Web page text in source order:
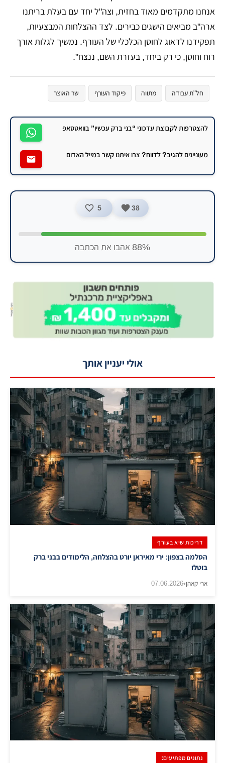
אנחנו מתקדמים מאוד בחזית, וצה"ל יחד עם בעלת בריתנו
ארה"ב מביאים הישגים כבירים. לצד ההצלחות המבצעיות,
תפקידנו לדאוג לחוסן הכלכלי של העורף. נמשיך לגלות אורך
רוח וחוסן, כי רק ביחד, בעזרת השם, ננצח".
חל"ת עבודה מתווה פיקוד העורף שר האוצר
להצטרפות לקבוצת עדכוני “בני ברק עכשיו” בוואטסאפ
מעוניינים להגיב? לדווח? צרו איתנו קשר במייל האדום
38
5
88% אהבו את הכתבה
אולי יעניין אותך
דריכות שיא בעורף
הסלמה בצפון: ירי מאיראן יורט בהצלחה, הלימודים בבני ברק
בוטלו
ארי קאהן•
07.06.2026
נתונים מפתיעים: